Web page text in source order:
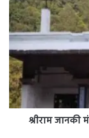
श्रीराम
जानकी
मंदिर
मोहला
प्राण
प्रतिष्ठा
हेतु
सहयोग
जारी..
श्रीराम जानकी